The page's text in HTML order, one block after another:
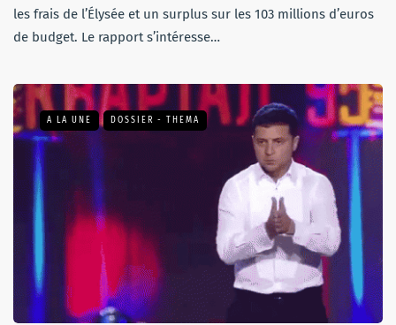
les frais de l’Élysée et un surplus sur les 103 millions d’euros
de budget. Le rapport s’intéresse…
A LA UNE DOSSIER - THEMA